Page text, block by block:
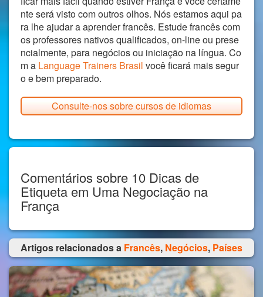
nte será visto com outros olhos. Nós estamos aqui pa
ra lhe ajudar a aprender francês. Estude francês com
os professores nativos qualificados, on-line ou prese
ncialmente, para negócios ou iniciação na língua. Co
m a Language Trainers Brasil você ficará mais segur
o e bem preparado.
Consulte-nos sobre cursos de idiomas
Comentários sobre 10 Dicas de
Etiqueta em Uma Negociação na
França
Artigos relacionados a Francês, Negócios, Países